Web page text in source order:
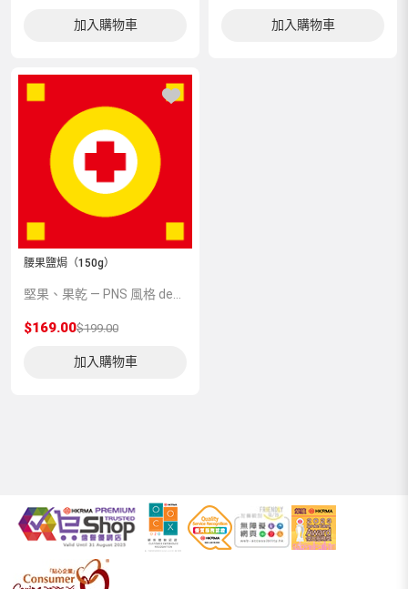
加入購物車 加入購物車
腰果鹽焗（150g）
堅果、果乾 — PNS 風格 demo 占位商品，方便首頁與分類頁版位演示，上線前由業務替換為真實 SKU。
$169.00$199.00
加入購物車